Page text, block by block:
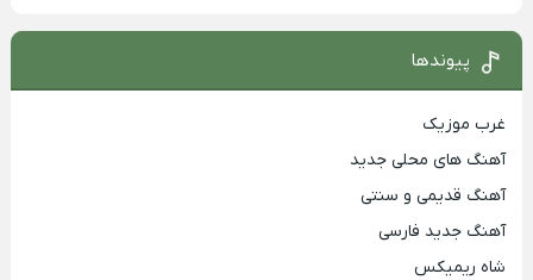
پیوندها
غرب موزیک
آهنگ های محلی جدید
آهنگ قدیمی و سنتی
آهنگ جدید فارسی
شاه ریمیکس